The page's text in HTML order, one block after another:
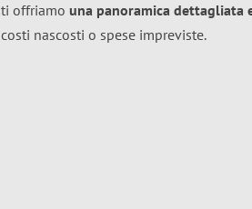
ti offriamo una panoramica dettagliata
costi nascosti o spese impreviste.